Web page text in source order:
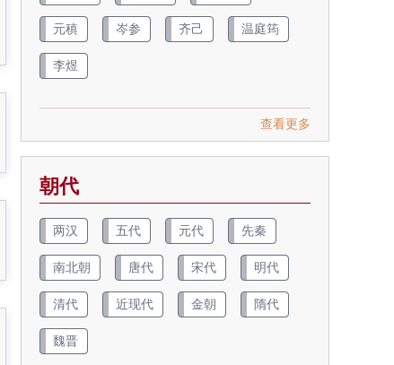
元稹 岑参 齐己 温庭筠
李煜
查看更多
朝代
两汉 五代 元代 先秦
南北朝 唐代 宋代 明代
清代 近现代 金朝 隋代
魏晋